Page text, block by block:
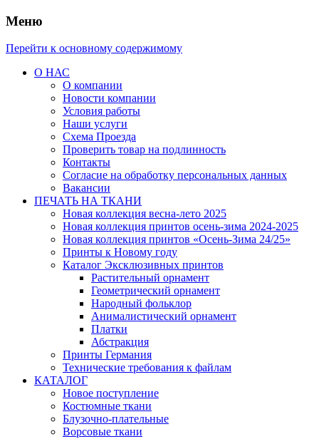
Меню
Перейти к основному содержимому
О НАС
О компании
Новости компании
Условия работы
Наши услуги
Схема Проезда
Проверить товар на подлинность
Контакты
Согласие на обработку персональных данных
Вакансии
ПЕЧАТЬ НА ТКАНИ
Новая коллекция весна-лето 2025
Новая коллекция принтов осень-зима 2024-2025
Новая коллекция принтов «Осень-Зима 24/25»
Принты к Новому году
Каталог Эксклюзивных принтов
Растительный орнамент
Геометрический орнамент
Народный фольклор
Анималистический орнамент
Платки
Абстракция
Принты Германия
Технические требования к файлам
КАТАЛОГ
Новое поступление
Костюмные ткани
Блузочно-плательные
Ворсовые ткани